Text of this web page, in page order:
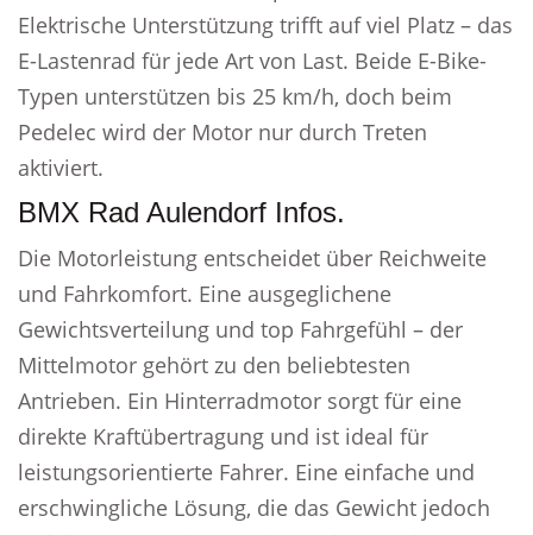
Elektrische Unterstützung trifft auf viel Platz – das
E-Lastenrad für jede Art von Last. Beide E-Bike-
Typen unterstützen bis 25 km/h, doch beim
Pedelec wird der Motor nur durch Treten
aktiviert.
BMX Rad Aulendorf Infos.
Die Motorleistung entscheidet über Reichweite
und Fahrkomfort. Eine ausgeglichene
Gewichtsverteilung und top Fahrgefühl – der
Mittelmotor gehört zu den beliebtesten
Antrieben. Ein Hinterradmotor sorgt für eine
direkte Kraftübertragung und ist ideal für
leistungsorientierte Fahrer. Eine einfache und
erschwingliche Lösung, die das Gewicht jedoch